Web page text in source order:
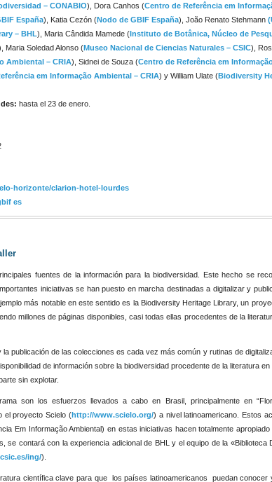
– CONABIO), Dora Canhos (Centro de Referência em
España), Katia Cezón (Nodo de GBIF España), João Renato Stehmann
– BHL), Maria Cândida Mamede (Instituto de Botânica, Núcleo de
Maria Soledad Alonso (Museo Nacional de Ciencias Naturales – CSIC),
Ambiental – CRIA), Sidnei de Souza (Centro de Referência em
em Informação Ambiental – CRIA) y William Ulate (Biodiversity
hasta el 23 de enero.
horizonte/clarion-hotel-lourdes
es
fuentes de la información para la biodiversidad. Este hecho se
iniciativas se han puesto en marcha destinadas a digitalizar y
más notable en este sentido es la Biodiversity Heritage Library, un
millones de páginas disponibles, casi todas ellas procedentes de la
la publicación de las colecciones es cada vez más común y rutinas de
de información sobre la biodiversidad procedente de la literatura
sin explotar.
son los esfuerzos llevados a cabo en Brasil, principalmente en
el proyecto Scielo (http://www.scielo.org/) a nivel latinoamericano. Estos
Em Informação Ambiental) en estas iniciativas hacen totalmente
se contará con la experiencia adicional de BHL y el equipo de la «Biblioteca
ing/).
científica clave para que los países latinoamericanos puedan conocer